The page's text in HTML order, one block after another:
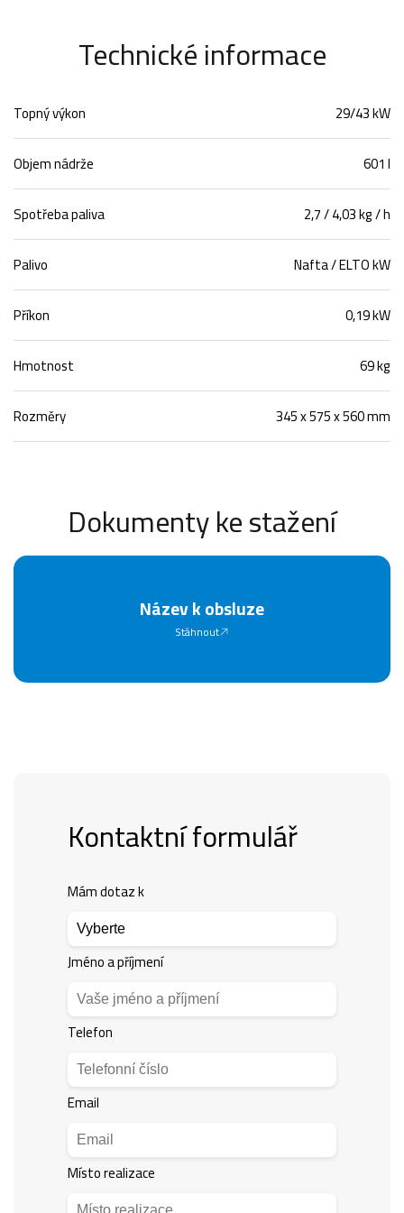
Technické informace
Topný výkon
29/43 kW
Objem nádrže
601 l
Spotřeba paliva
2,7 / 4,03 kg / h
Palivo
Nafta / ELTO kW
Příkon
0,19 kW
Hmotnost
69 kg
Rozměry
345 x 575 x 560 mm
Dokumenty ke stažení
Název k obsluze
Stáhnout
Kontaktní formulář
Mám dotaz k
Jméno a příjmení
Telefon
Email
Místo realizace